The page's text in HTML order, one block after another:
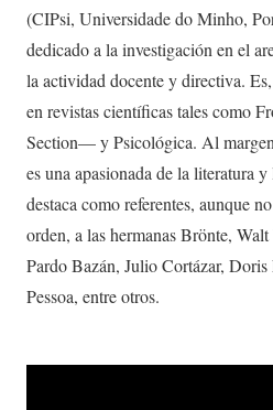
(CIPsi, Universidade do Minho,
dedicado a la investigación en el
la actividad docente y directiva.
en revistas científicas tales como
Section— y Psicológica. Al
es una apasionada de la literatura
destaca como referentes, aunque
orden, a las hermanas Brönte,
Pardo Bazán, Julio Cortázar,
Pessoa, entre otros.